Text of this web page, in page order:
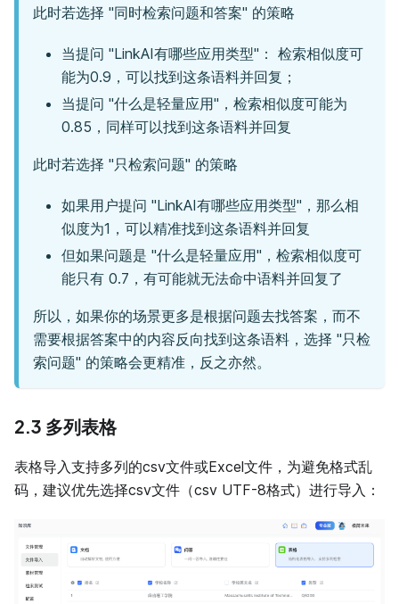
此时若选择 "同时检索问题和答案" 的策略
当提问 "LinkAI有哪些应用类型"： 检索相似度可
能为0.9，可以找到这条语料并回复；
当提问 "什么是轻量应用"，检索相似度可能为
0.85，同样可以找到这条语料并回复
此时若选择 "只检索问题" 的策略
如果用户提问 "LinkAI有哪些应用类型"，那么相
似度为1，可以精准找到这条语料并回复
但如果问题是 "什么是轻量应用"，检索相似度可
能只有 0.7，有可能就无法命中语料并回复了
所以，如果你的场景更多是根据问题去找答案，而不
需要根据答案中的内容反向找到这条语料，选择 "只检
索问题" 的策略会更精准，反之亦然。
2.3 多列表格
表格导入支持多列的csv文件或Excel文件，为避免格式乱
码，建议优先选择csv文件（csv UTF-8格式）进行导入：